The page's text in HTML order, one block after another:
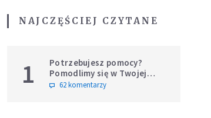
NAJCZĘŚCIEJ CZYTANE
1
Potrzebujesz pomocy?
Pomodlimy się w Twojej
intencji
62 komentarzy